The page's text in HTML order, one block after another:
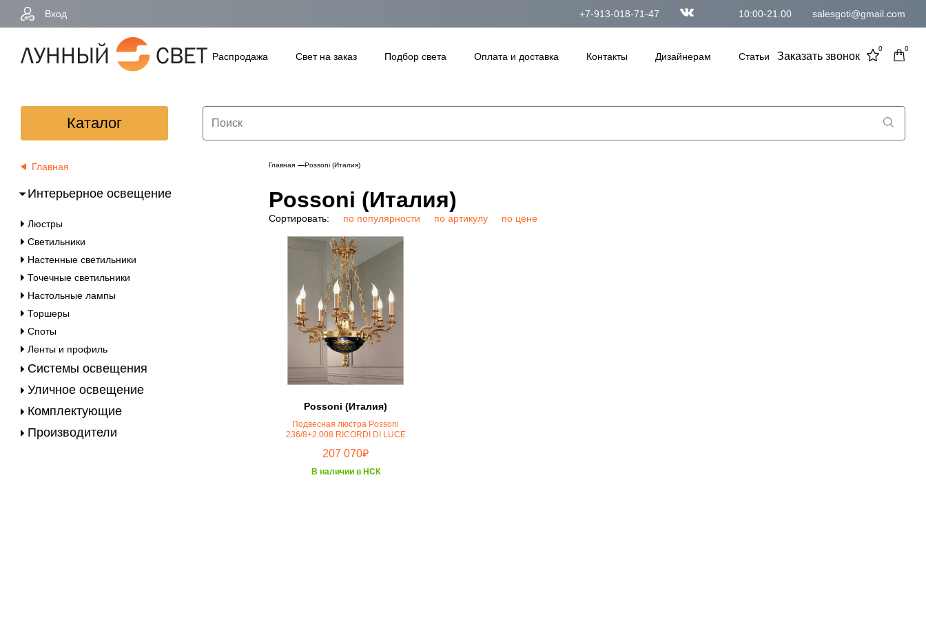
Вход +7-913-018-71-47 10:00-21.00 salesgoti@gmail.com
Распродажа Свет на заказ Подбор света Оплата и доставка Контакты Дизайнерам Статьи Заказать звонок
0 0
Каталог
Главная
Интерьерное освещение
Люстры
Светильники
Настенные светильники
Точечные светильники
Настольные лампы
Торшеры
Споты
Ленты и профиль
Системы освещения
Уличное освещение
Комплектующие
Производители
Главная Possoni (Италия)
Possoni (Италия)
Сортировать: по популярности по артикулу по цене
Possoni (Италия)
Подвесная люстра Possoni
236/8+2.008 RICORDI DI LUCE
207 070₽
В наличии в НСК